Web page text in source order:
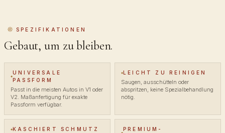
SPEZIFIKATIONEN
Gebaut, um zu bleiben.
UNIVERSALE
PASSFORM
Passt in die meisten Autos in V1 oder
V2. Maßanfertigung für exakte
Passform verfügbar.
LEICHT ZU REINIGEN
Saugen, ausschütteln oder
abspritzen, keine Spezialbehandlung
nötig.
KASCHIERT SCHMUTZ
PREMIUM-